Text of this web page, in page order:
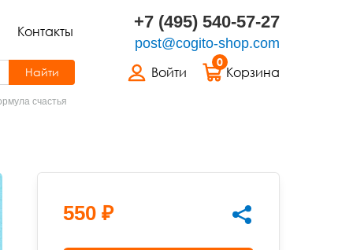
Контакты +7 (495) 540-57-27
post@cogito-shop.com
Войти
0
Корзина
Найти
счастья
550 ₽